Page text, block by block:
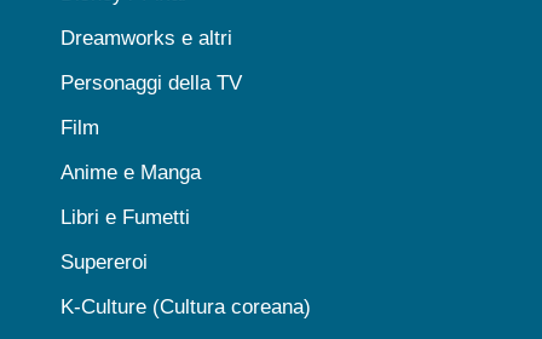
Dreamworks e altri
Personaggi della TV
Film
Anime e Manga
Libri e Fumetti
Supereroi
K-Culture (Cultura coreana)